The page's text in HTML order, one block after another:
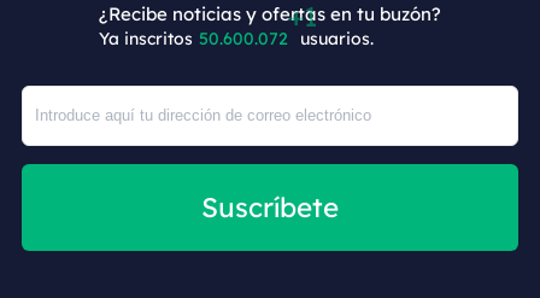
¿Recibe noticias y ofertas en tu buzón?
Ya inscritos 50.600.073 usuarios.
Suscríbete